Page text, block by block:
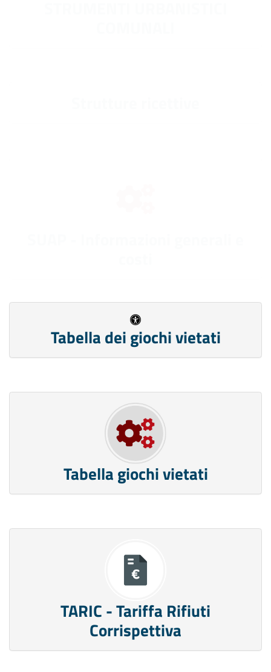
Tabella dei giochi vietati
Tabella giochi vietati
TARIC - Tariffa Rifiuti
Corrispettiva